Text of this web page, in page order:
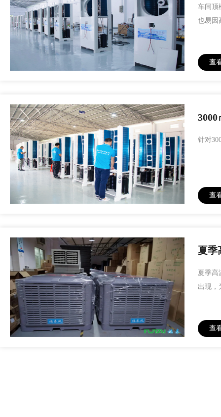
车间顶
也易因
查
针对
查
夏季
夏季高
出现
查